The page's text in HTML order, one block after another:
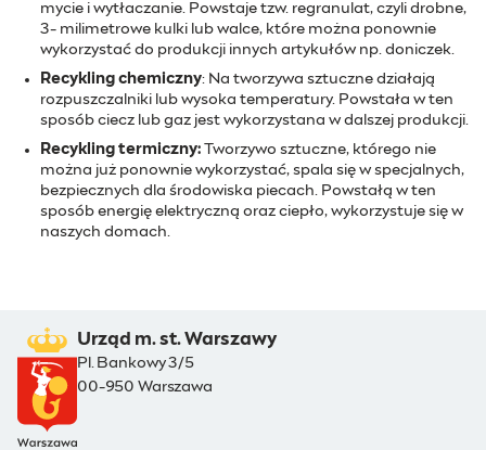
mycie i wytłaczanie. Powstaje tzw. regranulat, czyli drobne,
3- milimetrowe kulki lub walce, które można ponownie
wykorzystać do produkcji innych artykułów np. doniczek.
Recykling chemiczny: Na tworzywa sztuczne działają
rozpuszczalniki lub wysoka temperatury. Powstała w ten
sposób ciecz lub gaz jest wykorzystana w dalszej produkcji.
Recykling termiczny: Tworzywo sztuczne, którego nie
można już ponownie wykorzystać, spala się w specjalnych,
bezpiecznych dla środowiska piecach. Powstałą w ten
sposób energię elektryczną oraz ciepło, wykorzystuje się w
naszych domach.
Urząd m. st. Warszawy
Pl. Bankowy 3/5
00-950 Warszawa